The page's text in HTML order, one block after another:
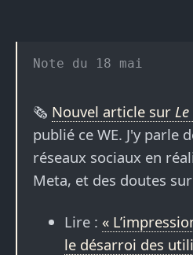
🗞️ Nouvel article sur
publié ce WE. J'y parle
réseaux sociaux en
Meta, et des doutes
Lire : «
le désarroi des
18 mai